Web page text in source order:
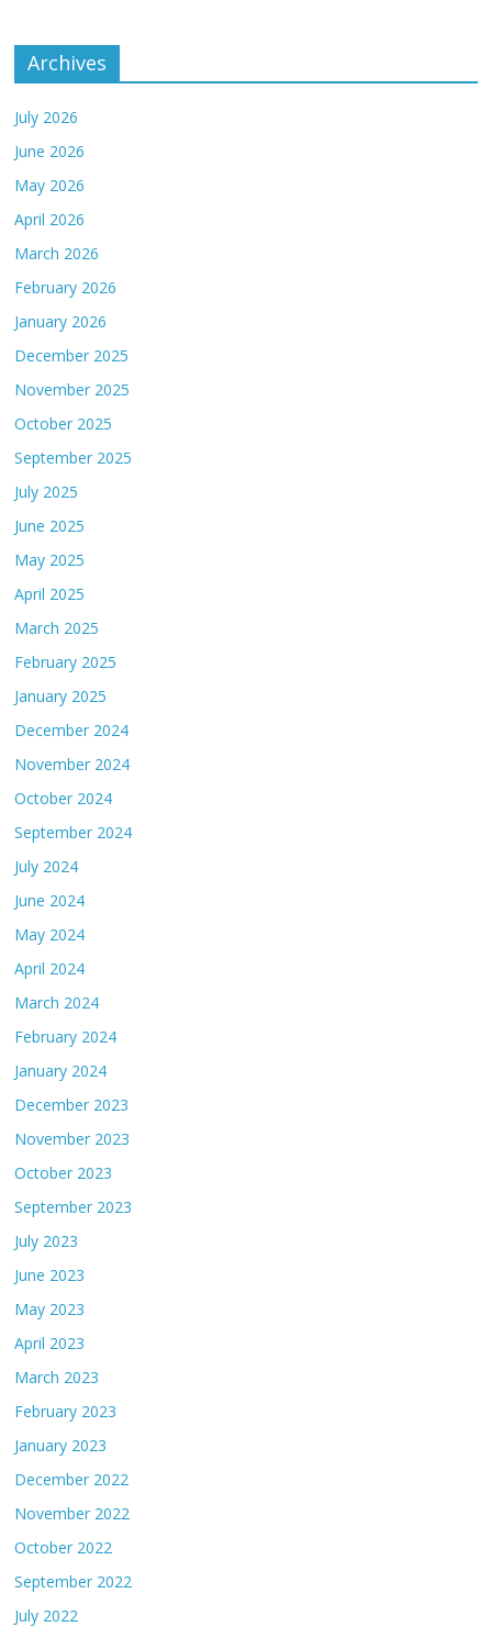
Archives
July 2026
June 2026
May 2026
April 2026
March 2026
February 2026
January 2026
December 2025
November 2025
October 2025
September 2025
July 2025
June 2025
May 2025
April 2025
March 2025
February 2025
January 2025
December 2024
November 2024
October 2024
September 2024
July 2024
June 2024
May 2024
April 2024
March 2024
February 2024
January 2024
December 2023
November 2023
October 2023
September 2023
July 2023
June 2023
May 2023
April 2023
March 2023
February 2023
January 2023
December 2022
November 2022
October 2022
September 2022
July 2022